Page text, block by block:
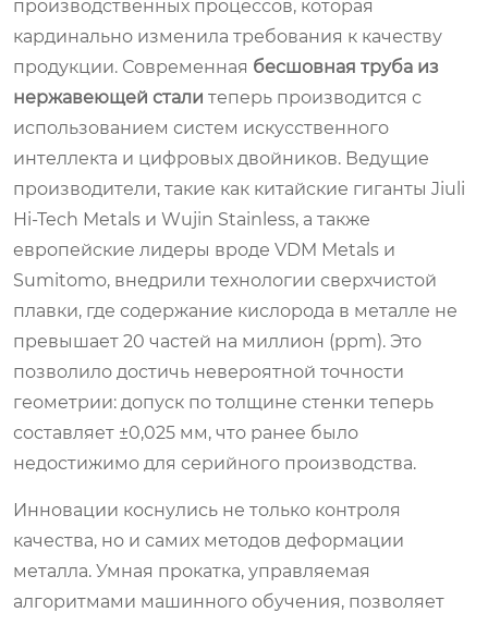
производственных процессов, которая
кардинально изменила требования к качеству
продукции. Современная бесшовная труба из
нержавеющей стали теперь производится с
использованием систем искусственного
интеллекта и цифровых двойников. Ведущие
производители, такие как китайские гиганты Jiuli
Hi-Tech Metals и Wujin Stainless, а также
европейские лидеры вроде VDM Metals и
Sumitomo, внедрили технологии сверхчистой
плавки, где содержание кислорода в металле не
превышает 20 частей на миллион (ppm). Это
позволило достичь невероятной точности
геометрии: допуск по толщине стенки теперь
составляет ±0,025 мм, что ранее было
недостижимо для серийного производства.
Инновации коснулись не только контроля
качества, но и самих методов деформации
металла. Умная прокатка, управляемая
алгоритмами машинного обучения, позволяет